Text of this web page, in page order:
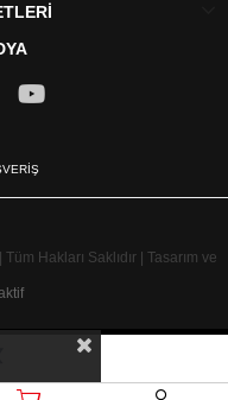
Hakları Saklıdır | Tasarım ve